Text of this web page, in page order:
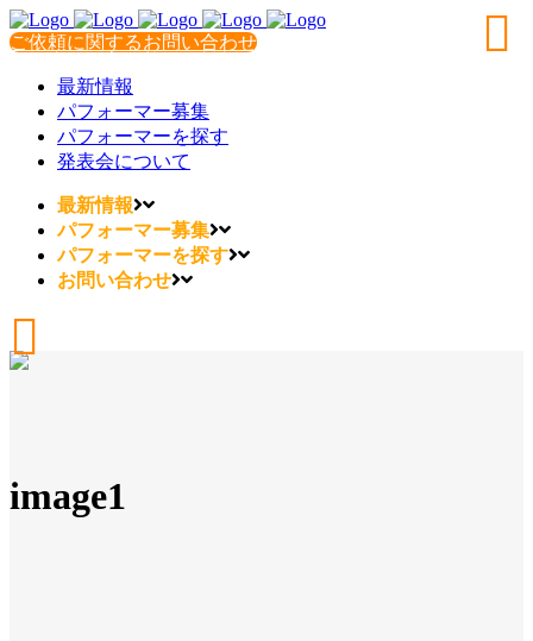
ご依頼に関するお問い合わせ
最新情報
パフォーマー募集
パフォーマーを探す
発表会について
最新情報
パフォーマー募集
パフォーマーを探す
お問い合わせ
image1